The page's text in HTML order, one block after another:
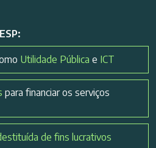
Utilidade Pública e ICT
para financiar os serviços
de fins lucrativos